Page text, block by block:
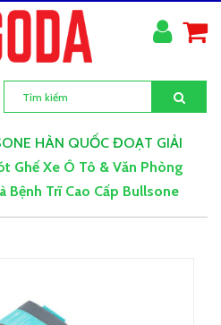
HÀN QUỐC ĐOẠT GIẢI
Ghế Xe Ô Tô & Văn Phòng
Bệnh Trĩ Cao Cấp Bullsone